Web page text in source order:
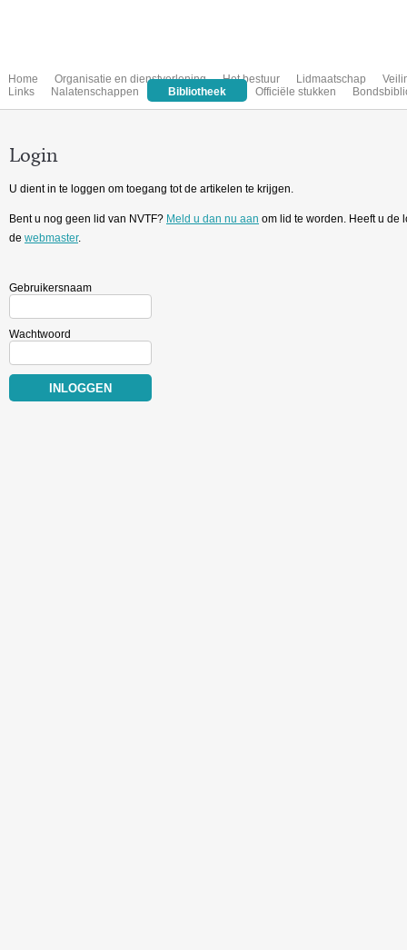
Home Organisatie en dienstverlening Het bestuur Lidmaatschap
Links
Nalatenschappen Bibliotheek Officiële stukken
Login
U dient in te loggen om toegang tot de artikelen te krijgen.
Bent u nog geen lid van NVTF? Meld u dan nu aan om lid te worden. Heeft u de
de webmaster.
Gebruikersnaam
Wachtwoord